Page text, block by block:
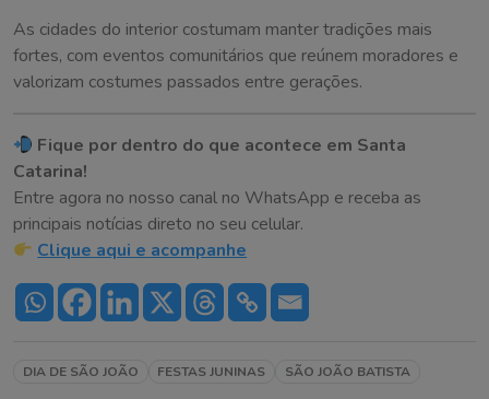
As cidades do interior costumam manter tradições mais
fortes, com eventos comunitários que reúnem moradores e
valorizam costumes passados entre gerações.
Fique por dentro do que acontece em Santa
Catarina!
Entre agora no nosso canal no WhatsApp e receba as
principais notícias direto no seu celular.
Clique aqui e acompanhe
DIA DE SÃO JOÃO FESTAS JUNINAS SÃO JOÃO BATISTA